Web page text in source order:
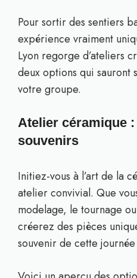
Pour sortir des sentiers
expérience vraiment
Lyon regorge d’ateliers
deux options qui sauront
votre groupe.
Atelier céramique
souvenirs
Initiez-vous à l’art de la
atelier convivial. Que
modelage, le tournage
créerez des pièces
souvenir de cette